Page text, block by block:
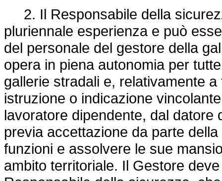
2. Il Responsabile della
pluriennale esperienza e può
del personale del gestore della
opera in piena autonomia per
gallerie stradali e, relativamente
istruzione o indicazione
lavoratore dipendente, dal
previa accettazione da parte
funzioni e assolvere le sue
ambito territoriale. Il Gestore